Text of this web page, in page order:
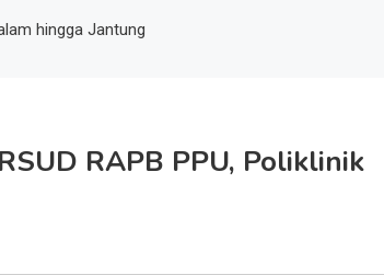
hingga Jantung
RAPB PPU, Poliklinik